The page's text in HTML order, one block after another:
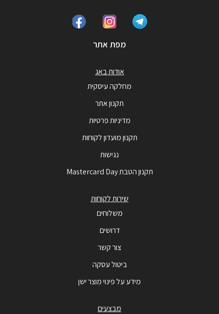
מפת אתר
אודות באג
מחלקה עיסקית
תקנון אתר
מדיניות פרטיות
תקנון מועדון לקוחות
נגישות
תקנון הטבת Mastercard Day
שירות לקוחות
משלוחים
דרושים
צור קשר
ביטול עסקה
מידע על פינוי מוצר ישן
מבצעים